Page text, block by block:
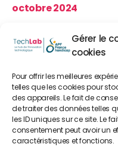
Gérer le
cookies
Pour offrir les meilleures
telles que les cookies pour
des appareils. Le fait de
de traiter des données telles
les ID uniques sur ce site. Le
consentement peut avoir un
caractéristiques et fonctions.
octobre 2024
septembre 2024
juillet 2024
juin 2024
mai 2024